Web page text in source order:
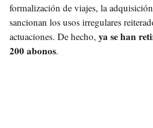
formalización de viajes, la
sancionan los usos irregulares
actuaciones. De hecho, ya se han
200 abonos.